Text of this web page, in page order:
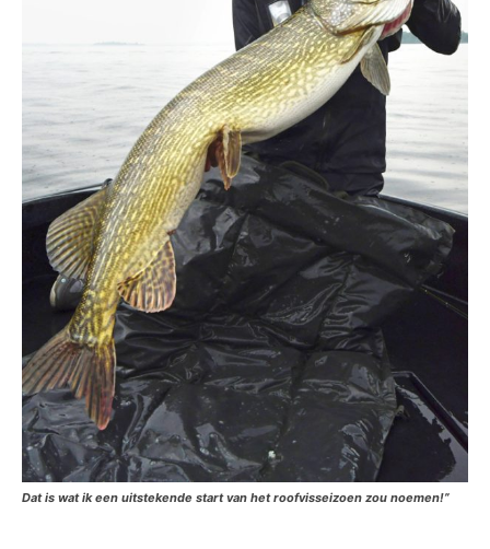
Dat is wat ik een uitstekende start van het roofvisseizoen zou noemen!”